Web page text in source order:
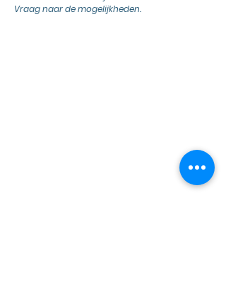
Vraag naar de mogelijkheden.